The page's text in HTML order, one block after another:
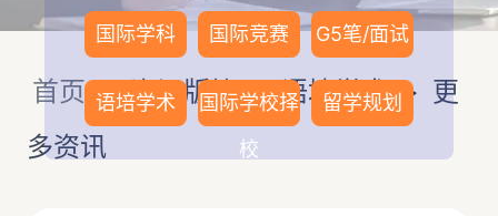
国际学科 国际竞赛 G5笔/面试
语培学术
国际学校择
校
留学规划
首页>资讯版块>语培学术> 更
多资讯